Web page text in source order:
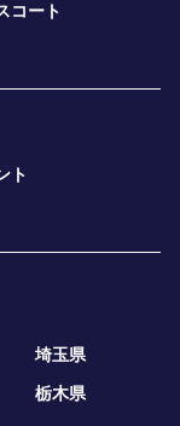
コート
ト
埼玉県
栃木県